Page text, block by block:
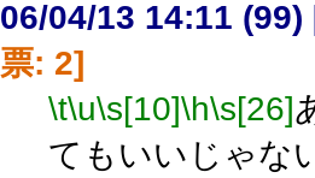
06/04/13 14:11 (99)
票: 2]
\t\u\s[10]\h\s[26]
てもいいじゃな